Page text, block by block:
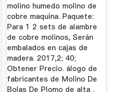
molino humedo molino de
cobre maquina. Paquete:
Para 1 2 sets de alambre
de cobre molinos, Serán
embalados en cajas de
madera. 2017,2; 40;
Obtener Precio. álogo de
fabricantes de Molino De
Bolas De Plomo de alta .